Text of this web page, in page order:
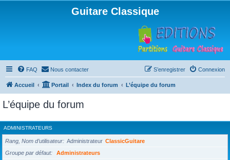
Guitare Classique
FAQ Nous contacter Connexion
S’enregistrer
Accueil Portail Index du forum L’équipe du forum
L’équipe du forum
ADMINISTRATEURS
Rang, Nom d’utilisateur Administrateur ClassicGuitare
Groupe par défaut
Administrateurs